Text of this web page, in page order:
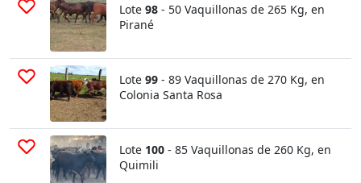
Lote 98 - 50 Vaquillonas de 265 Kg, en
Pirané
Lote 99 - 89 Vaquillonas de 270 Kg, en
Colonia Santa Rosa
Lote 100 - 85 Vaquillonas de 260 Kg, en
Quimili